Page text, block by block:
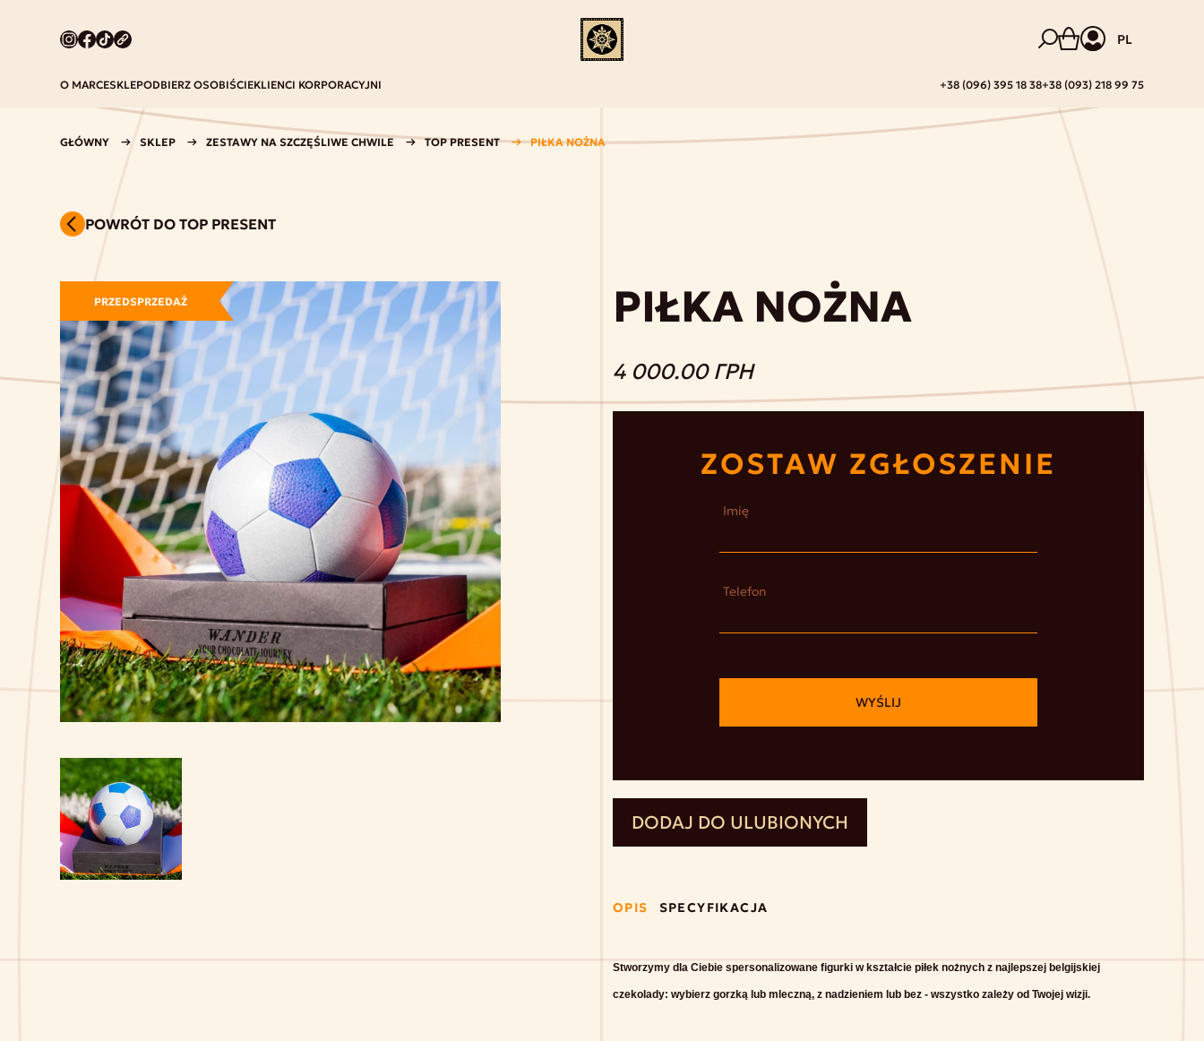
PL
O MARCESKLEPODBIERZ OSOBIŚCIEKLIENCI KORPORACYJNI +38 (096) 395 18 38+38 (093) 218 99 75
GŁÓWNY SKLEP ZESTAWY NA SZCZĘŚLIWE CHWILE TOP PRESENT PIŁKA NOŻNA
POWRÓT DO TOP PRESENT
PRZEDSPRZEDAŻ PIŁKA NOŻNA
4 000.00 ГРН
ZOSTAW ZGŁOSZENIE
Imię
Telefon
WYŚLIJ
DODAJ DO ULUBIONYCH
OPIS SPECYFIKACJA
Stworzymy dla Ciebie spersonalizowane figurki w kształcie piłek nożnych z najlepszej belgijskiej
czekolady: wybierz gorzką lub mleczną, z nadzieniem lub bez - wszystko zależy od Twojej wizji.